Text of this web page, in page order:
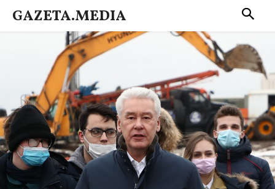
GAZETA.MEDIA